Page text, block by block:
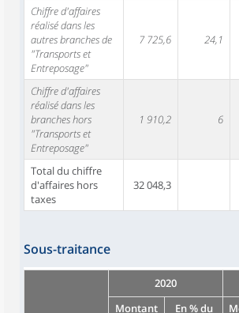
Chiffre d'affaires
réalisé dans les
autres branches de
"Transports et
Entreposage"
7 725,6 24,1
Chiffre d'affaires
réalisé dans les
branches hors
"Transports et
Entreposage"
1 910,2 6
Total du chiffre
d'affaires hors
taxes
32 048,3
Sous-traitance
2020
Montant
En % du